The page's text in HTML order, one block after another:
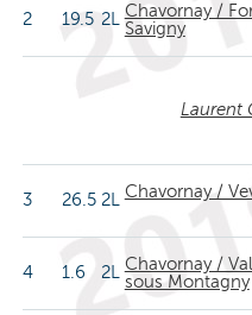
2 19.5 2LChavornay /
Savigny
Laurent
3 26.5 2LChavornay /
4 1.6 2LChavornay /
sous Montagny